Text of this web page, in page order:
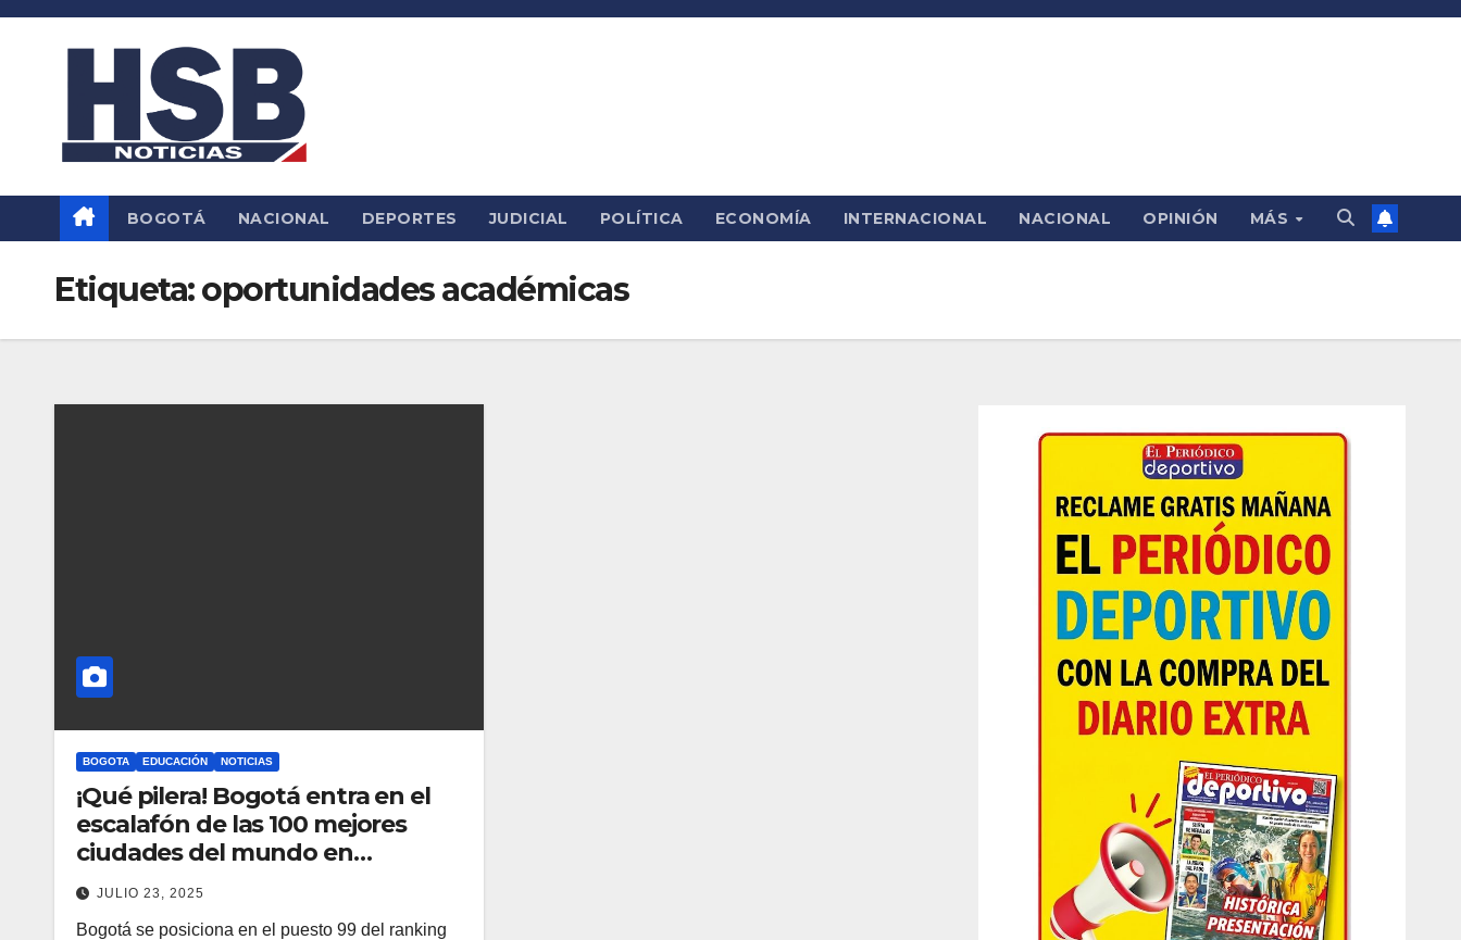
Saltar
BOGOTÁ NACIONAL DEPORTES JUDICIAL POLÍTICA ECONOMÍA INTERNACIONAL NACIONAL OPINIÓN MÁS
Etiqueta:oportunidades académicas
BOGOTA EDUCACIÓN NOTICIAS
¡Qué pilera! Bogotá entra en el
escalafón de las 100 mejores
ciudades del mundo en
educación superior
JULIO 23, 2025
Bogotá se posiciona en el puesto 99 del ranking